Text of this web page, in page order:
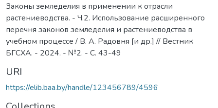
Законы земледелия в применении к отрасли
растениеводства. - Ч.2. Использование расширенного
перечня законов земледелия и растениеводства в
учебном процессе / В. А. Радовня [и др.] // Вестник
БГСХА. - 2024. - №2. - С. 43-49
URI
https://elib.baa.by/handle/123456789/4596